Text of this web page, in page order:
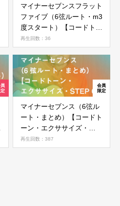
マイナーセブンスフラット
ファイブ（6弦ルート・m3
度スタート）【コードトー
ン・エクササイズ・STEP
07】
再生回数：36
マイナーセブンス（6弦ル
ート・まとめ）【コードト
ーン・エクササイズ・
STEP 05】
再生回数：387